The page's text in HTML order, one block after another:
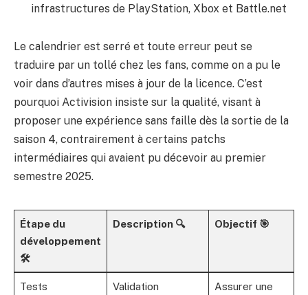
infrastructures de PlayStation, Xbox et Battle.net
Le calendrier est serré et toute erreur peut se
traduire par un tollé chez les fans, comme on a pu le
voir dans d’autres mises à jour de la licence. C’est
pourquoi Activision insiste sur la qualité, visant à
proposer une expérience sans faille dès la sortie de la
saison 4, contrairement à certains patchs
intermédiaires qui avaient pu décevoir au premier
semestre 2025.
Étape du
développement
🛠️
Description 🔍 Objectif 🎯
Tests
Validation
Assurer une